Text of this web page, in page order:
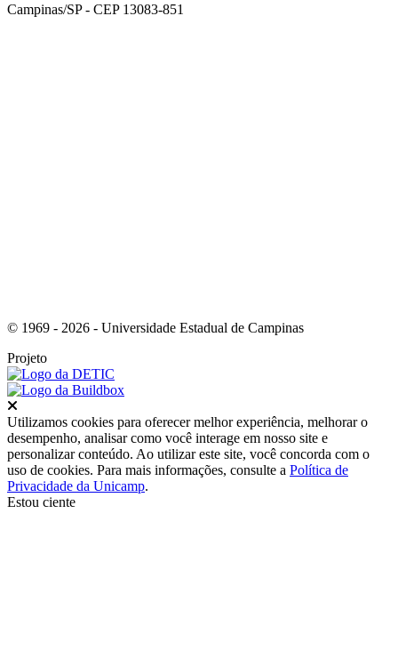
Campinas/SP - CEP 13083-851
© 1969 - 2026 - Universidade Estadual de Campinas
Projeto
Utilizamos cookies para oferecer melhor experiência, melhorar o
desempenho, analisar como você interage em nosso site e
personalizar conteúdo. Ao utilizar este site, você concorda com o
uso de cookies. Para mais informações, consulte a Política de
Privacidade da Unicamp.
Estou ciente